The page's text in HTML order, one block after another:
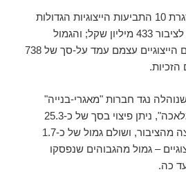
בשנת 2016 למשל, במסגרת 10 התביעות הייצוגיות הגדולות
ביותר שהסתיימו, הושבו לציבור 433 מיליון שקל; והגמול
הממוצע ששולם לתובעים הייצוגיים עצמם עמד על-סך של 738
נגד חברות "מאגרי-בנייה"
ו"מ.ת.מ מבני תעשייה ומלאכה", ניתן פיצוי בסך של כ-25.3
מיליון שקל לחברי הקבוצה מהציבור, ושולם גמול של כ-1.7
– גמול מהגבוהים שנפסקו
כה.